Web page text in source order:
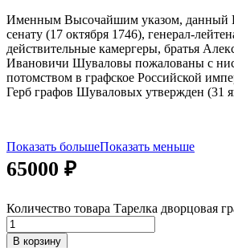
Именным Высочайшим указом, данный
сенату (17 октября 1746), генерал-
действительные камергеры, братья
Ивановичи Шуваловы пожалованы с
потомством в графское Российской
Герб графов Шуваловых утвержден (31
Показать большеПоказать меньше
65000 ₽
Количество товара Тарелка дворцовая
В корзину